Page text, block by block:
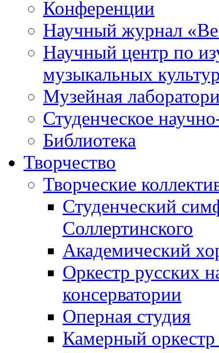
Конференции
Научный журнал
Научный центр по
музыкальных
Музейная
Студенческое
Библиотека
Творчество
Творческие
Студенческий
Соллертинского
Академический
Оркестр русских
консерватории
Оперная студия
Камерный оркестр